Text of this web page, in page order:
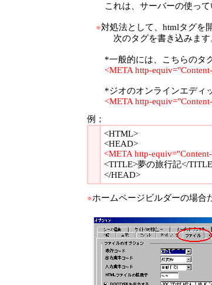
これは、サーバーの使って
●対処法として、htmlタグを
次のタグを書き込みます
*一般的には、こちらのタグ
<META http-
*ジオのオンラインエディッ
<META http-
例；
<HTML>
<HEAD>
<META http-
<TITLE>夢の旅行記</
</HEAD>
●ホームページビルダーの場合